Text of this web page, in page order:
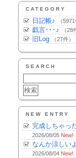
CATEGORY
日記帳♪ （5971
戯言･･･♪ （28
旧Log （27件）
SEARCH
NEW ENTRY
完成しちゃっ
2026/08/05 New!
なんか涼しい
2026/08/04 New!